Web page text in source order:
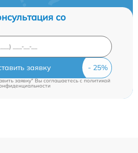
со
заявку
заявку" Вы соглашаетесь cполитикой